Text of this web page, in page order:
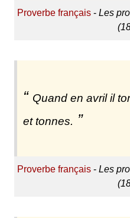
Proverbe français -Les
Quand en avril il
et tonnes.
Proverbe français -Les